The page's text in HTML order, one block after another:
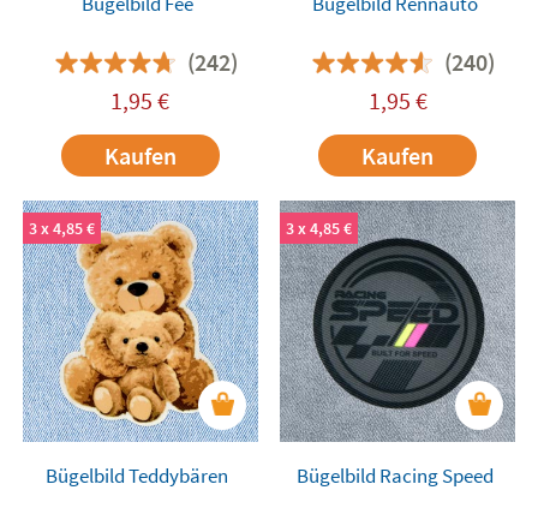
(242)
1,95 €
Kaufen
(240)
1,95 €
Kaufen
3 x 4,85 €
Bügelbild Teddybären
3 x 4,85 €
Bügelbild Racing Speed